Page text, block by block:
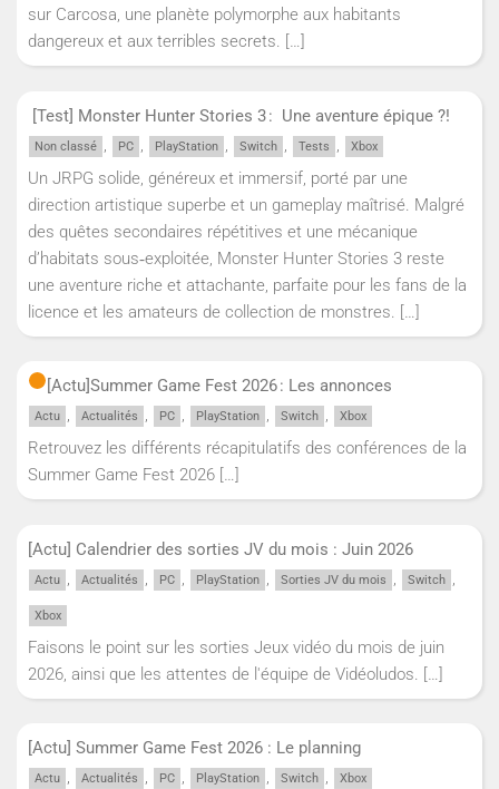
sur Carcosa, une planète polymorphe aux habitants
dangereux et aux terribles secrets. […]
[Test] Monster Hunter Stories 3 : Une aventure épique ?!
Non classé PC PlayStation Switch Tests Xbox
Un JRPG solide, généreux et immersif, porté par une
direction artistique superbe et un gameplay maîtrisé. Malgré
des quêtes secondaires répétitives et une mécanique
d’habitats sous‑exploitée, Monster Hunter Stories 3 reste
une aventure riche et attachante, parfaite pour les fans de la
licence et les amateurs de collection de monstres.
[…]
[Actu]Summer Game Fest 2026 : Les annonces
Actu , Actualités , PC , PlayStation , Switch , Xbox
Retrouvez les différents récapitulatifs des conférences de la
Summer Game Fest 2026 […]
[Actu] Calendrier des sorties JV du mois : Juin 2026
Actu Actualités PC PlayStation Sorties JV du mois Switch
Xbox
Faisons le point sur les sorties Jeux vidéo du mois de juin
2026, ainsi que les attentes de l'équipe de Vidéoludos.
[…]
[Actu] Summer Game Fest 2026 : Le planning
Actu , Actualités , PC , PlayStation , Switch , Xbox